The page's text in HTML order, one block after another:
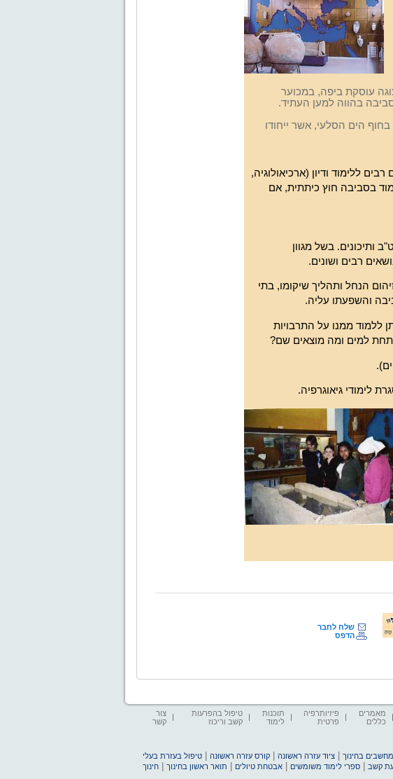
עוסקת ביפה, במכוער
בהווה למען העתיד.
בחוף הים הסלעי, אשר ייחודו
ללימוד ודיון (ארכיאולוגיה,
בסביבה חוץ כיתתית, אם
ותיכונים. בשל מגוון
רבים ושונים.
הנחל ותהליך שיקומו, בתי
והשפעתו עליה.
ללמוד ממנו על התרבויות
למים ומה מוצאים שם?
לימודי גיאוגרפיה.
שלח לחבר
הדפס
מאמרים
כללים
פיזיותרפיה
פרטית
תוכנות
לימוד
טיפול בהפרעות
קשב וריכוז
צור
קשר
מחשבים בחינוך |ציוד עזרה ראשונה |קורס עזרה ראשונה |טיפול בעזרת בעלי
קשב |ספרי לימוד משומשים |אבטחת טיולים תואר ראשון בחינוך |חינוך